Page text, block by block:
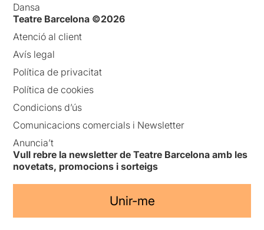
Dansa
Teatre Barcelona ©2026
Atenció al client
Avís legal
Política de privacitat
Política de cookies
Condicions d’ús
Comunicacions comercials i Newsletter
Anuncia’t
Vull rebre la newsletter de Teatre Barcelona amb les
novetats, promocions i sorteigs
Unir-me